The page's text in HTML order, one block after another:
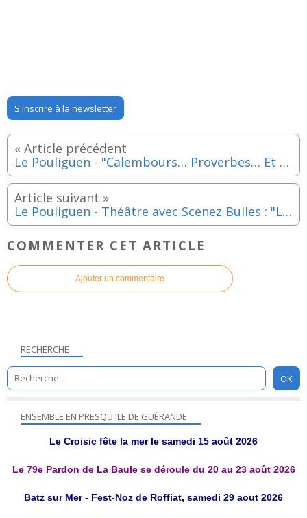
S'inscrire à la newsletter
Le Pouliguen - "Calembours… Proverbes… Et autres divertissements" de René Dassonville
Le Pouliguen - Théâtre avec Scenez Bulles : "Les Sous de Bruxelles" - 19, 20, 21, 26 et 27 novembre 2021
COMMENTER CET ARTICLE
Ajouter un commentaire
RECHERCHE
ENSEMBLE EN PRESQU'ILE DE GUÉRANDE
Le Croisic fête la mer le samedi 15 août 2026
Le 79e Pardon de La Baule se déroule du 20 au 23 août 2026
Batz sur Mer - Fest-Noz de Roffiat, samedi 29 aout 2026